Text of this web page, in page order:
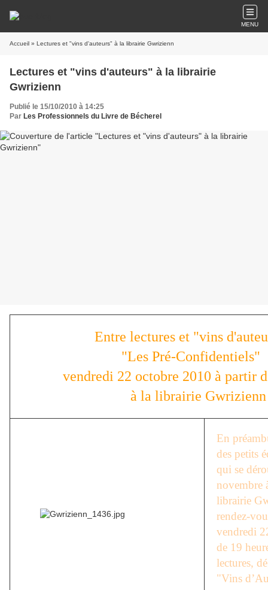
MENU
Accueil » Lectures et "vins d'auteurs" à la librairie Gwrizienn
Lectures et "vins d'auteurs" à la librairie
Gwrizienn
Publié le 15/10/2010 à 14:25
Par Les Professionnels du Livre de Bécherel
Entre lectures et "vins
"Les Pré-
vendredi 22 octobre 2010 à partir
à la librairie Gwrizienn
En
des petits
qui se
novembre
librairie
rendez-
vendredi
de 19
lectures,
"Vins